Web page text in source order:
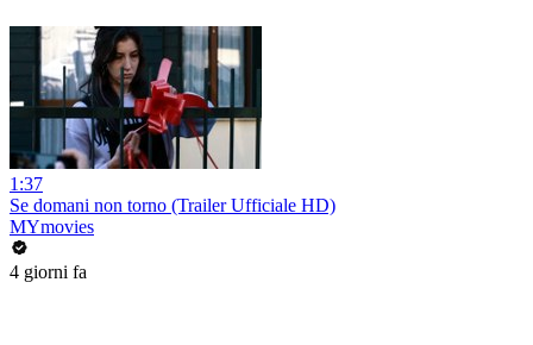
1:37
Se domani non torno (Trailer Ufficiale HD)
MYmovies
4 giorni fa